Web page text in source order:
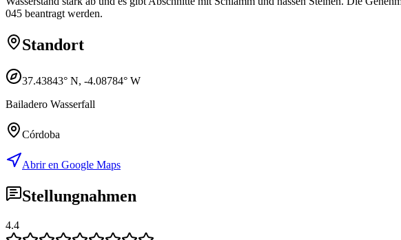
045 beantragt werden.
Standort
37.43843° N, -4.08784° W
Bailadero Wasserfall
Córdoba
Abrir en Google Maps
Stellungnahmen
4.4